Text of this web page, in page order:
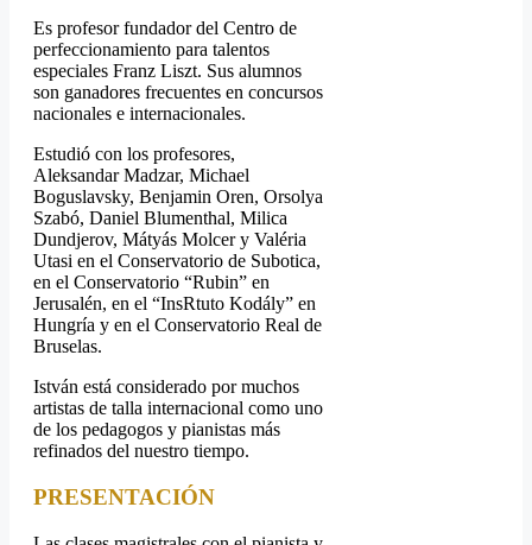
Es profesor fundador del Centro de
perfeccionamiento para talentos
especiales Franz Liszt. Sus alumnos
son ganadores frecuentes en concursos
nacionales e internacionales.
Estudió con los profesores,
Aleksandar Madzar, Michael
Boguslavsky, Benjamin Oren, Orsolya
Szabó, Daniel Blumenthal, Milica
Dundjerov, Mátyás Molcer y Valéria
Utasi en el Conservatorio de Subotica,
en el Conservatorio “Rubin” en
Jerusalén, en el “InsRtuto Kodály” en
Hungría y en el Conservatorio Real de
Bruselas.
István está considerado por muchos
artistas de talla internacional como uno
de los pedagogos y pianistas más
refinados del nuestro tiempo.
PRESENTACIÓN